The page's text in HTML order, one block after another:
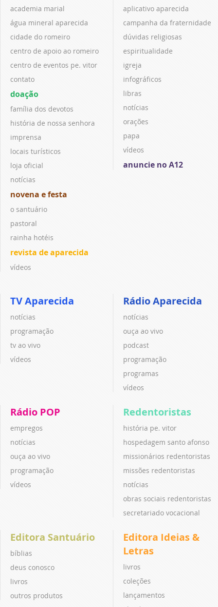
academia marial
água mineral aparecida
cidade do romeiro
centro de apoio ao romeiro
centro de eventos pe. vitor
contato
doação
família dos devotos
história de nossa senhora
imprensa
locais turísticos
loja oficial
notícias
novena e festa
o santuário
pastoral
rainha hotéis
revista de aparecida
vídeos
aplicativo aparecida
campanha da fraternidade
dúvidas religiosas
espiritualidade
igreja
infográficos
libras
notícias
orações
papa
vídeos
anuncie no A12
TV Aparecida
notícias
programação
tv ao vivo
vídeos
Rádio Aparecida
notícias
ouça ao vivo
podcast
programação
programas
vídeos
Rádio POP
empregos
notícias
ouça ao vivo
programação
vídeos
Redentoristas
história pe. vitor
hospedagem santo afonso
missionários redentoristas
missões redentoristas
notícias
obras sociais redentoristas
secretariado vocacional
Editora Santuário
bíblias
deus conosco
livros
outros produtos
Editora Ideias &
Letras
livros
coleções
lançamentos